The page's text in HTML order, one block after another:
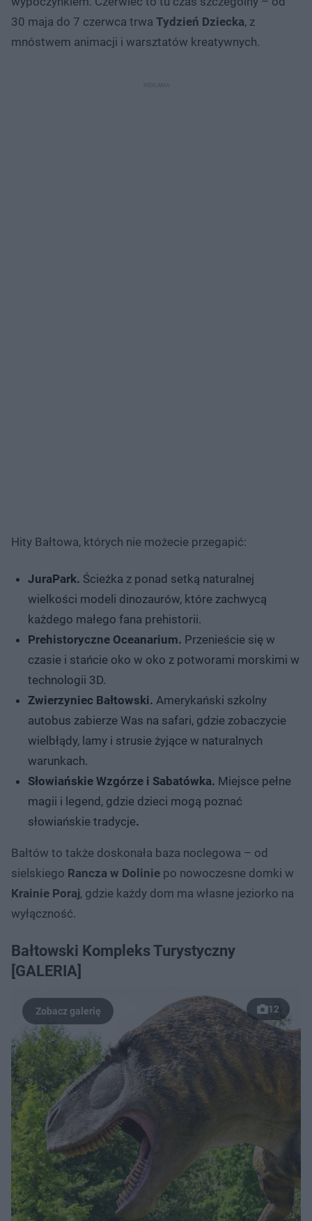
30 maja do 7 czerwca trwa Tydzień Dziecka, z
mnóstwem animacji i warsztatów kreatywnych.
Hity Bałtowa, których nie możecie przegapić:
JuraPark. Ścieżka z ponad setką naturalnej
wielkości modeli dinozaurów, które zachwycą
każdego małego fana prehistorii.
Prehistoryczne Oceanarium. Przenieście się w
czasie i stańcie oko w oko z potworami morskimi w
technologii 3D.
Zwierzyniec Bałtowski. Amerykański szkolny
autobus zabierze Was na safari, gdzie zobaczycie
wielbłądy, lamy i strusie żyjące w naturalnych
warunkach.
Słowiańskie Wzgórze i Sabatówka. Miejsce pełne
magii i legend, gdzie dzieci mogą poznać
słowiańskie tradycje.
Bałtów to także doskonała baza noclegowa – od
sielskiego Rancza w Dolinie po nowoczesne domki w
Krainie Poraj, gdzie każdy dom ma własne jeziorko na
wyłączność.
Bałtowski Kompleks Turystyczny
[GALERIA]
12